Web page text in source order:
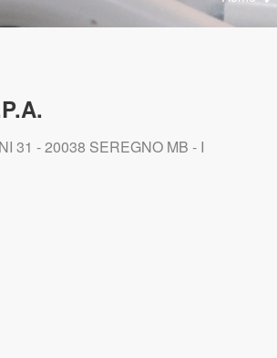
31 - 20038 SEREGNO MB - I